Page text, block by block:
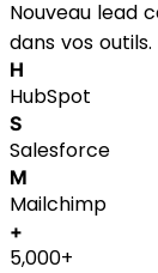
Nouveau lead
dans vos outils.
H
HubSpot
S
Salesforce
M
Mailchimp
+
5,000+